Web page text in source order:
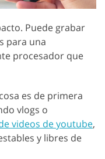
Puede grabar
para una
procesador que
es de primera
vlogs o
videos de youtube,
y libres de